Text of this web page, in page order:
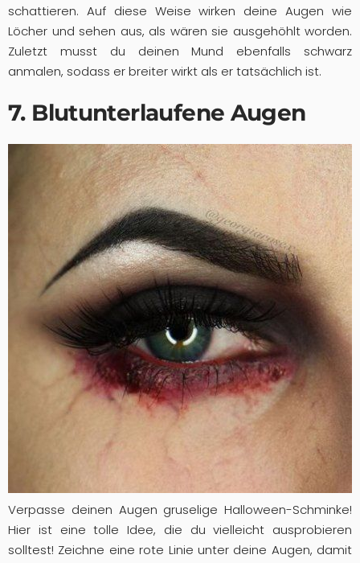
schattieren. Auf diese Weise wirken deine Augen wie
Löcher und sehen aus, als wären sie ausgehöhlt worden.
Zuletzt musst du deinen Mund ebenfalls schwarz
anmalen, sodass er breiter wirkt als er tatsächlich ist.
7. Blutunterlaufene Augen
Verpasse deinen Augen gruselige Halloween-Schminke!
Hier ist eine tolle Idee, die du vielleicht ausprobieren
solltest! Zeichne eine rote Linie unter deine Augen, damit